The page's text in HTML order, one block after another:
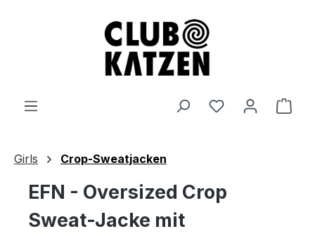
Girls Crop-Sweatjacken
EFN - Oversized Crop
Sweat-Jacke mit